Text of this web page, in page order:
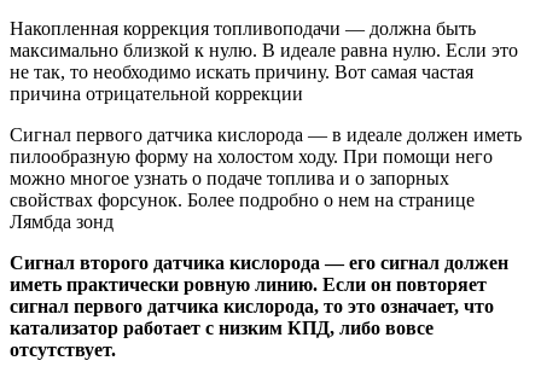
Накопленная коррекция топливоподачи — должна быть
максимально близкой к нулю. В идеале равна нулю. Если это
не так, то необходимо искать причину. Вот самая частая
причина отрицательной коррекции
Сигнал первого датчика кислорода — в идеале должен иметь
пилообразную форму на холостом ходу. При помощи него
можно многое узнать о подаче топлива и о запорных
свойствах форсунок. Более подробно о нем на странице
Лямбда зонд
Сигнал второго датчика кислорода — его сигнал должен
иметь практически ровную линию. Если он повторяет
сигнал первого датчика кислорода, то это означает, что
катализатор работает с низким КПД, либо вовсе
отсутствует.